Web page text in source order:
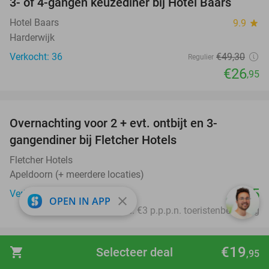
shopping_cart €19,95
Selecteer deal
Hotel Baars 9.9 star
Harderwijk
Verkocht: 36
Regulier €49,30
€26,95
Overnachting voor 2 + evt. ontbijt en 3-
gangendiner bij Fletcher Hotels
Fletcher Hotels
Apeldoorn (+ meerdere locaties)
Verkocht: 17.968
€45
Excl. ca. €3 p.p.p.n. toeristenbelasting
38%
2-gangen pannenkoekenlunch of -diner bij
OPEN IN APP close